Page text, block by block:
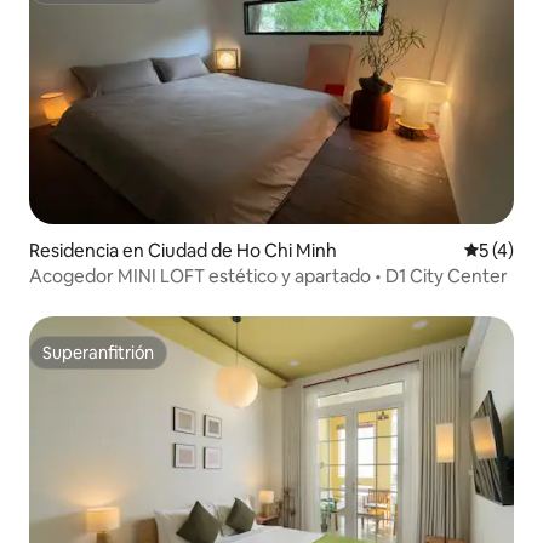
Residencia en Ciudad de Ho Chi Minh
5 (4)
Acogedor MINI LOFT estético y apartado • D1 City Center
Superanfitrión
Superanfitrión